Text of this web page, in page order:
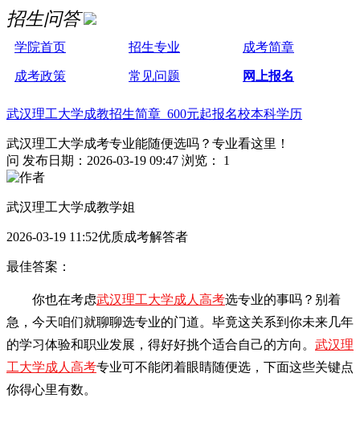
招生问答
学院首页 招生专业 成考简章
成考政策 常见问题 网上报名
武汉理工大学成教招生简章 600元起报名校本科学历
武汉理工大学成考专业能随便选吗？专业看这里！
问 发布日期：2026-03-19 09:47 浏览： 1
武汉理工大学成教学姐
2026-03-19 11:52优质成考解答者
最佳答案：
你也在考虑武汉理工大学成人高考选专业的事吗？别着
急，今天咱们就聊聊选专业的门道。毕竟这关系到你未来几年
的学习体验和职业发展，得好好挑个适合自己的方向。 武汉理
工大学成人高考专业可不能闭着眼睛随便选，下面这些关键点
你得心里有数。